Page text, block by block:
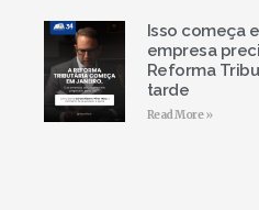
Isso começa
empresa
Reforma
tarde
Read More »